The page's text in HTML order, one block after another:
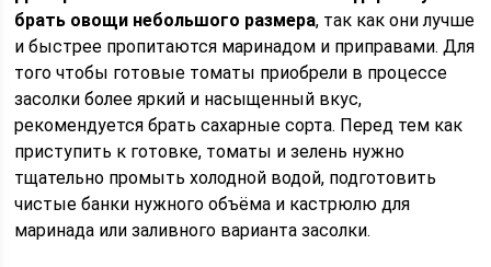
брать овощи небольшого размера, так как они лучше
и быстрее пропитаются маринадом и приправами. Для
того чтобы готовые томаты приобрели в процессе
засолки более яркий и насыщенный вкус,
рекомендуется брать сахарные сорта. Перед тем как
приступить к готовке, томаты и зелень нужно
тщательно промыть холодной водой, подготовить
чистые банки нужного объёма и кастрюлю для
маринада или заливного варианта засолки.